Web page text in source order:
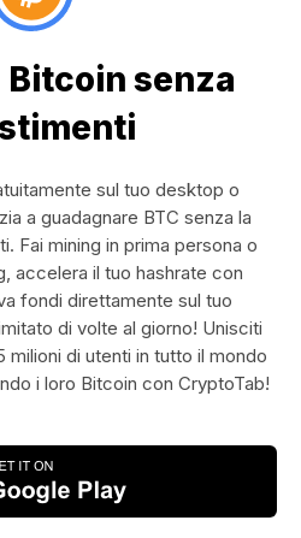
Bitcoin senza
sul tuo desktop o
a guadagnare BTC senza la
Fai mining in prima persona o
accelera il tuo hashrate con
fondi direttamente sul tuo
di volte al giorno! Unisciti
milioni di utenti in tutto il mondo
i loro Bitcoin con CryptoTab!